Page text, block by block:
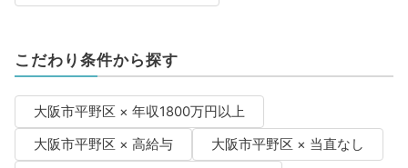
こだわり条件から探す
大阪市平野区 × 年収1800万円以上
大阪市平野区 × 高給与
大阪市平野区 × 当直なし